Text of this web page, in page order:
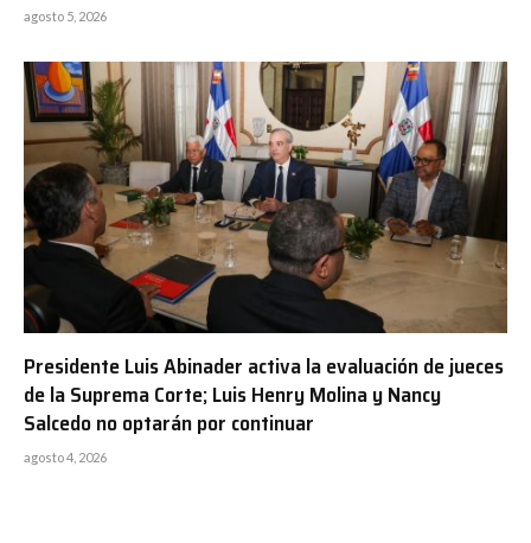
agosto 5, 2026
Presidente Luis Abinader activa la evaluación de jueces
de la Suprema Corte; Luis Henry Molina y Nancy
Salcedo no optarán por continuar
agosto 4, 2026